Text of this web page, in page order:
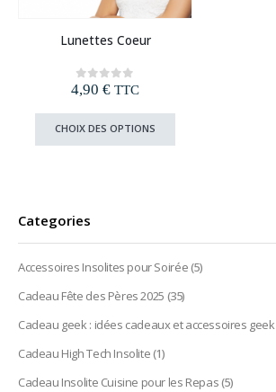
produit
plusieurs
variations.
Les
options
page
du
produit
Lunettes Coeur
0out of 5
4,90 € TTC
CHOIX DES OPTIONS
peuvent
être
sur
la
Categories
Accessoires Insolites pour Soirée(5)
Cadeau Fête des Pères 2025 (35)
Cadeau geek : idées cadeaux et accessoires geek
Cadeau High Tech Insolite(1)
Cadeau Insolite Cuisine pour les Repas(5)